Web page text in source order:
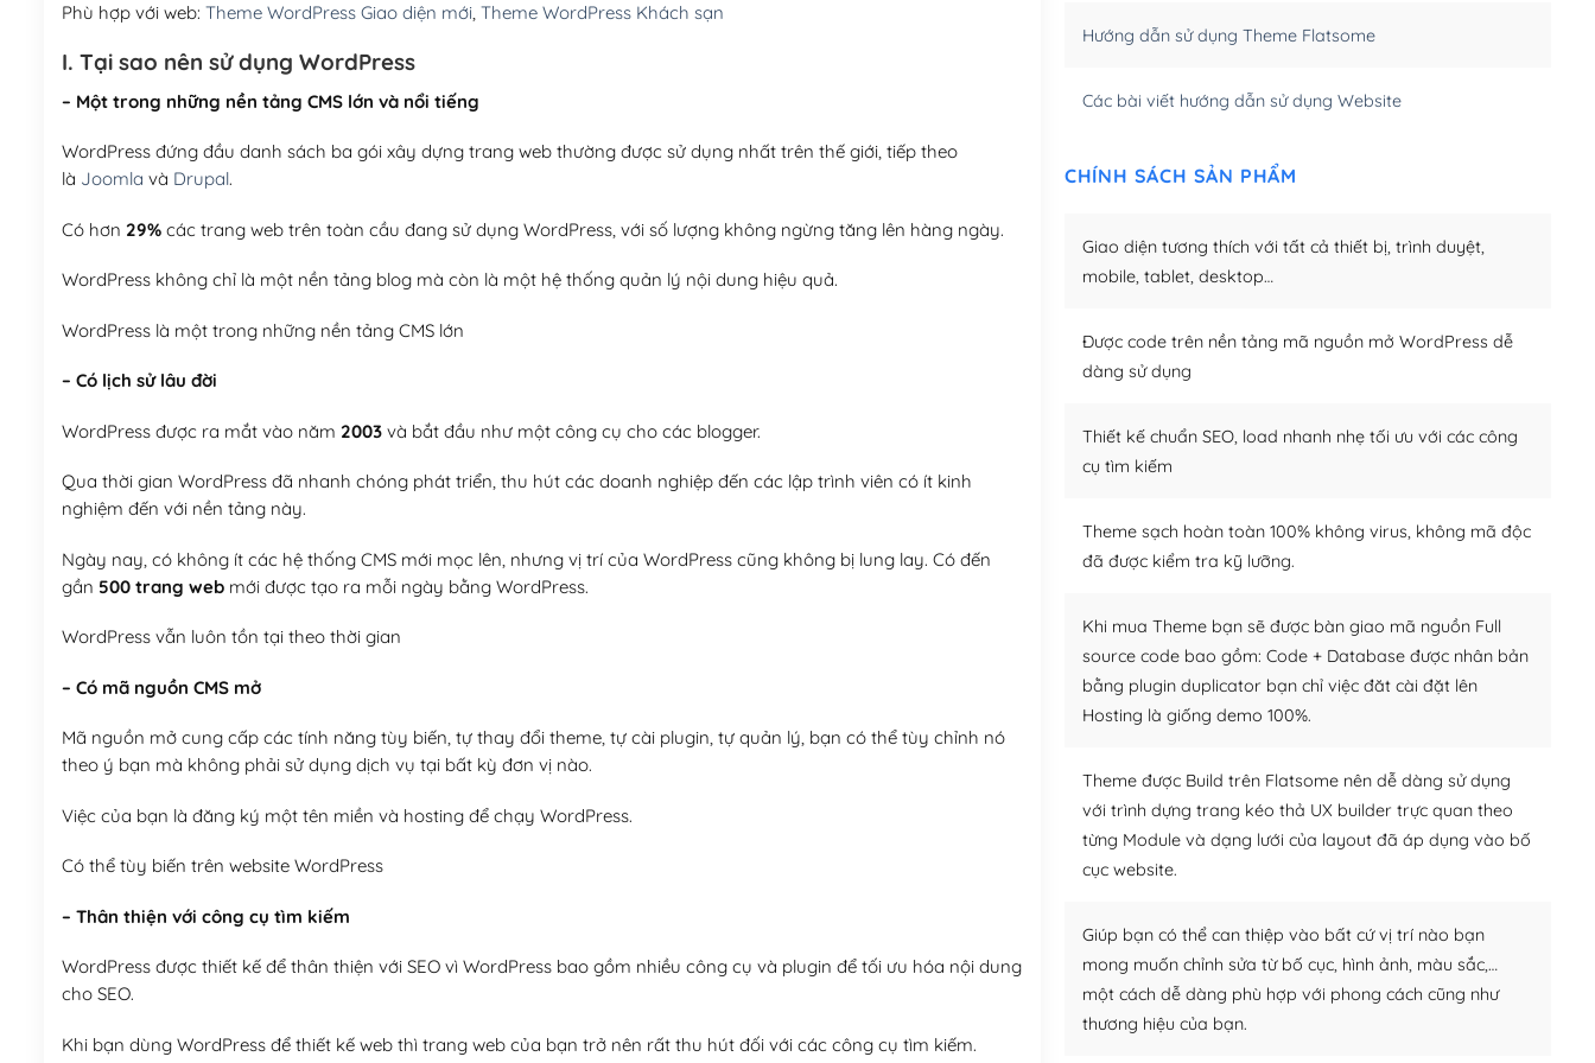
(+950,000₫)
Phù hợp với web: Theme WordPress Giao diện mới, Theme WordPress Khách sạn
I. Tại sao nên sử dụng WordPress
– Một trong những nền tảng CMS lớn và nổi tiếng
WordPress đứng đầu danh sách ba gói xây dựng trang web thường được sử dụng nhất trên thế giới, tiếp theo
là Joomla và Drupal.
Có hơn 29%các trang web trên toàn cầu đang sử dụng WordPress, với số lượng không ngừng tăng lên hàng ngày.
WordPress không chỉ là một nền tảng blog mà còn là một hệ thống quản lý nội dung hiệu quả.
WordPress là một trong những nền tảng CMS lớn
– Có lịch sử lâu đời
WordPress được ra mắt vào năm 2003và bắt đầu như một công cụ cho các blogger.
Qua thời gian WordPress đã nhanh chóng phát triển, thu hút các doanh nghiệp đến các lập trình viên có ít kinh
nghiệm đến với nền tảng này.
Ngày nay, có không ít các hệ thống CMS mới mọc lên, nhưng vị trí của WordPress cũng không bị lung lay. Có đến
gần 500 trang webmới được tạo ra mỗi ngày bằng WordPress.
WordPress vẫn luôn tồn tại theo thời gian
– Có mã nguồn CMS mở
Mã nguồn mở cung cấp các tính năng tùy biến, tự thay đổi theme, tự cài plugin, tự quản lý, bạn có thể tùy chỉnh nó
theo ý bạn mà không phải sử dụng dịch vụ tại bất kỳ đơn vị nào.
Việc của bạn là đăng ký một tên miền và hosting để chạy WordPress.
Có thể tùy biến trên website WordPress
– Thân thiện với công cụ tìm kiếm
WordPress được thiết kế để thân thiện với SEO vì WordPress bao gồm nhiều công cụ và plugin để tối ưu hóa nội dung
cho SEO.
Khi bạn dùng WordPress để thiết kế web thì trang web của bạn trở nên rất thu hút đối với các công cụ tìm kiếm.
Hướng dẫn sử dụng Theme Flatsome
Các bài viết hướng dẫn sử dụng Website
CHÍNH SÁCH SẢN PHẨM
Giao diện tương thích với tất cả thiết bị, trình duyệt,
mobile, tablet, desktop…
Được code trên nền tảng mã nguồn mở WordPress dễ
dàng sử dụng
Thiết kế chuẩn SEO, load nhanh nhẹ tối ưu với các công
cụ tìm kiếm
Theme sạch hoàn toàn 100% không virus, không mã độc
đã được kiểm tra kỹ lưỡng.
Khi mua Theme bạn sẽ được bàn giao mã nguồn Full
source code bao gồm: Code + Database được nhân bản
bằng plugin duplicator bạn chỉ việc đăt cài đặt lên
Hosting là giống demo 100%.
Theme được Build trên Flatsome nên dễ dàng sử dụng
với trình dựng trang kéo thả UX builder trực quan theo
từng Module và dạng lưới của layout đã áp dụng vào bố
cục website.
Giúp bạn có thể can thiệp vào bất cứ vị trí nào bạn
mong muốn chỉnh sửa từ bố cục, hình ảnh, màu sắc,…
một cách dễ dàng phù hợp với phong cách cũng như
thương hiệu của bạn.